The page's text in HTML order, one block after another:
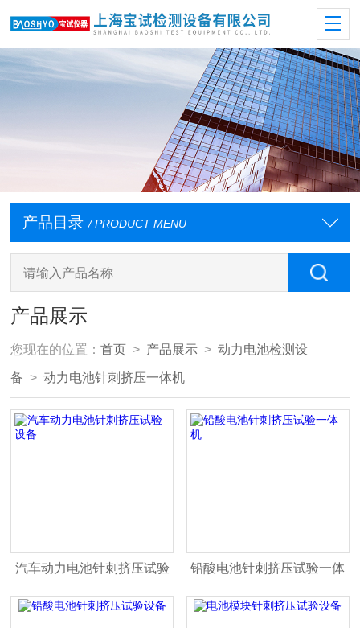
产品目录 / PRODUCT MENU
产品展示
您现在的位置：首页 > 产品展示 >动力电池检测设
备 >动力电池针刺挤压一体机
汽车动力电池针刺挤压试验
设备
铅酸电池针刺挤压试验一体
机